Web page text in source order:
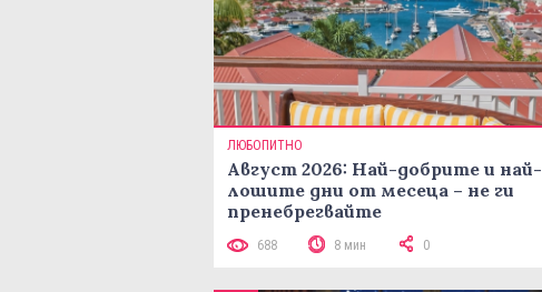
ЛЮБОПИТНО
Август 2026: Най-добрите и най-
лошите дни от месеца – не ги
пренебрегвайте
688 8 мин 0